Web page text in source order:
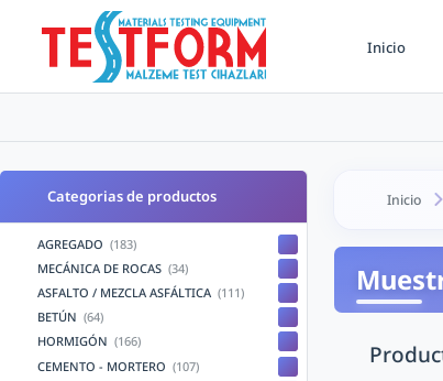
Inicio
Categorias de productos
AGREGADO (183)
MECÁNICA DE ROCAS (34)
ASFALTO / MEZCLA ASFÁLTICA (111)
BETÚN (64)
HORMIGÓN (166)
CEMENTO - MORTERO (107)
Inicio